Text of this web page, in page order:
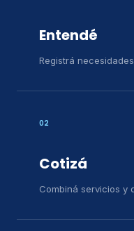
Entendé
Registrá
02
Cotizá
Combiná servicios y